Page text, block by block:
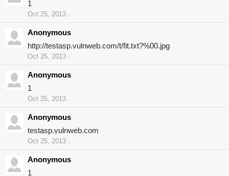
1
Oct 25, 2013
Anonymous
http://testasp.vulnweb.com/t/fit.txt?%00.jpg
Oct 25, 2013
Anonymous
1
Oct 25, 2013
Anonymous
testasp.vulnweb.com
Oct 25, 2013
Anonymous
1